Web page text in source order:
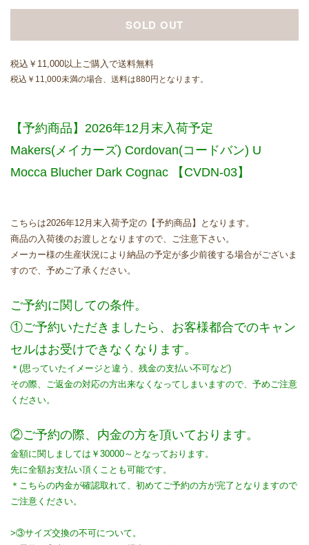
SOLD OUT
税込￥11,000以上ご購入で送料無料
税込￥11,000未満の場合、送料は880円となります。
【予約商品】2026年12月末入荷予定
Makers(メイカーズ) Cordovan(コードバン) U
Mocca Blucher Dark Cognac 【CVDN-03】
こちらは2026年12月末入荷予定の【予約商品】となります。
商品の入荷後のお渡しとなりますので、ご注意下さい。
メーカー様の生産状況により納品の予定が多少前後する場合がございま
すので、予めご了承ください。
ご予約に関しての条件。
①ご予約いただきましたら、お客様都合でのキャン
セルはお受けできなくなります。
＊(思っていたイメージと違う、残金の支払い不可など)
その際、ご返金の対応の方出来なくなってしまいますので、予めご注意
ください。
②ご予約の際、内金の方を頂いております。
金額に関しましては￥30000～となっております。
先に全額お支払い頂くことも可能です。
＊こちらの内金が確認取れて、初めてご予約の方が完了となりますので
ご注意ください。
>③サイズ交換の不可について。